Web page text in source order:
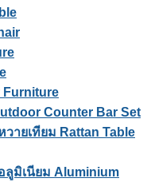
Furniture
Counter Bar Set
ายเทียม Rattan Table
ลูมิเนียม Aluminium